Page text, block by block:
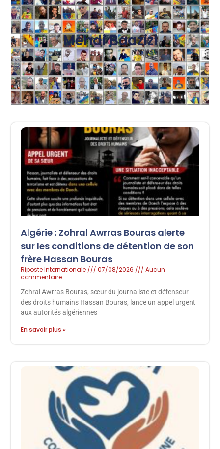
Mehdi Baazizi
Algérie : Zohral Awrras Bouras alerte
sur les conditions de détention de son
frère Hassan Bouras
Riposte Internationale 07/08/2026
Aucun
commentaire
Zohral Awrras Bouras, sœur du journaliste et défenseur
des droits humains Hassan Bouras, lance un appel urgent
aux autorités algériennes
En savoir plus »